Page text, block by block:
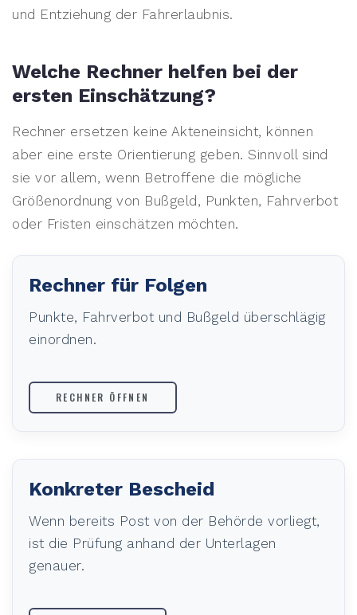
und Entziehung der Fahrerlaubnis.
Welche Rechner helfen bei der
ersten Einschätzung?
Rechner ersetzen keine Akteneinsicht, können
aber eine erste Orientierung geben. Sinnvoll sind
sie vor allem, wenn Betroffene die mögliche
Größenordnung von Bußgeld, Punkten, Fahrverbot
oder Fristen einschätzen möchten.
Rechner für Folgen
Punkte, Fahrverbot und Bußgeld überschlägig
einordnen.
RECHNER ÖFFNEN
Konkreter Bescheid
Wenn bereits Post von der Behörde vorliegt,
ist die Prüfung anhand der Unterlagen
genauer.